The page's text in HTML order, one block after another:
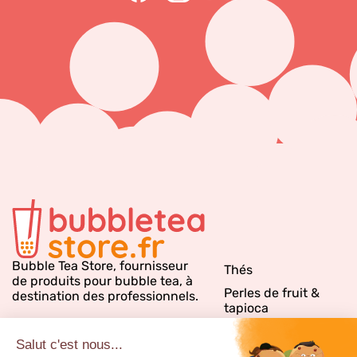
Bubble Tea Store, fournisseur
de produits pour bubble tea, à
destination des professionnels.
Thés
Perles de fruit &
tapioca
Sirops bubble tea